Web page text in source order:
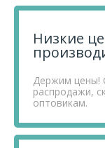
Низкие
Держим цены!
распродажи,
оптовикам.